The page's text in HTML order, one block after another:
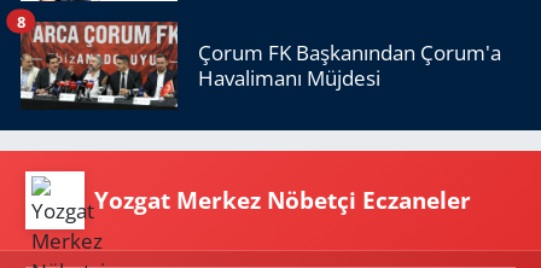
Çorum FK Başkanından Çorum'a
Havalimanı Müjdesi
8
Yozgat Merkez Nöbetçi Eczaneler